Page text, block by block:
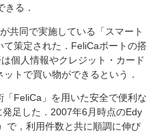
る．
共同で実施している「スマート
策定された．FeliCaポートの搭
個人情報やクレジット・カード
トで買い物ができるという．
FeliCa」を用いた安全で便利な
足した．2007年6月時点のEdy
で，利用件数と共に順調に伸び